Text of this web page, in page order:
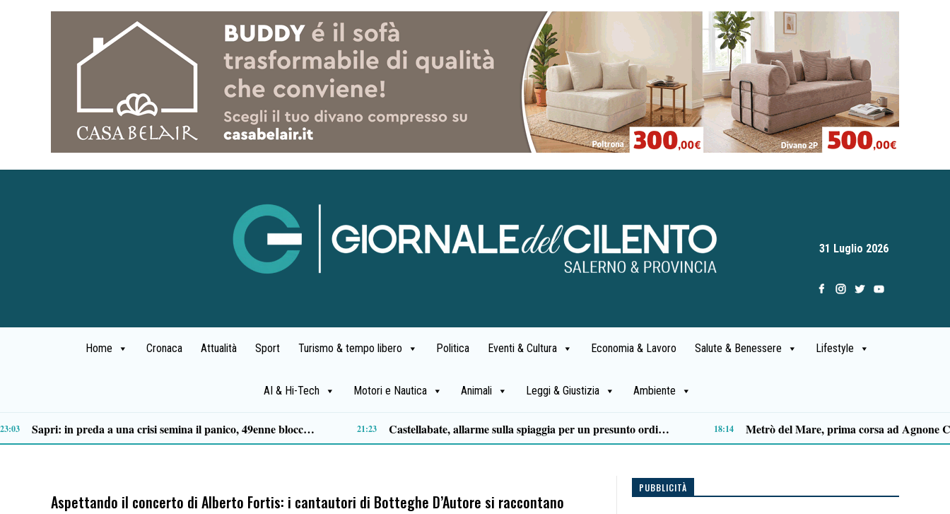
31 Luglio 2026
Home Cronaca Attualità Sport Turismo & tempo libero Politica Eventi & Cultura Economia & Lavoro Salute & Benessere Lifestyle
AI & Hi-Tech Motori e Nautica Animali Leggi & Giustizia Ambiente
Tortorella celebra la Fiera di San Basilio: tra antichi mestieri, bestiame e la musica della Bandabardò 14:49 Premio Terre del Bussento, si alza il sipario: stasera Roberto Fico apre l’11ª edizione 14:35 Capaccio Paestum spazio di legalità: oltre 43 ettari di beni confiscati destinati a progetti sociali 14:14
Aspettando il concerto di Alberto Fortis: i cantautori di Botteghe D’Autore si raccontano
PUBBLICITÀ